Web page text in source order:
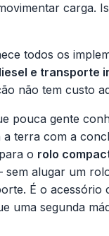
carga.
todos os
e transporte
não tem custo
pouca gente
a terra com a
o rolo
sem alugar um
É o acessório
uma segunda